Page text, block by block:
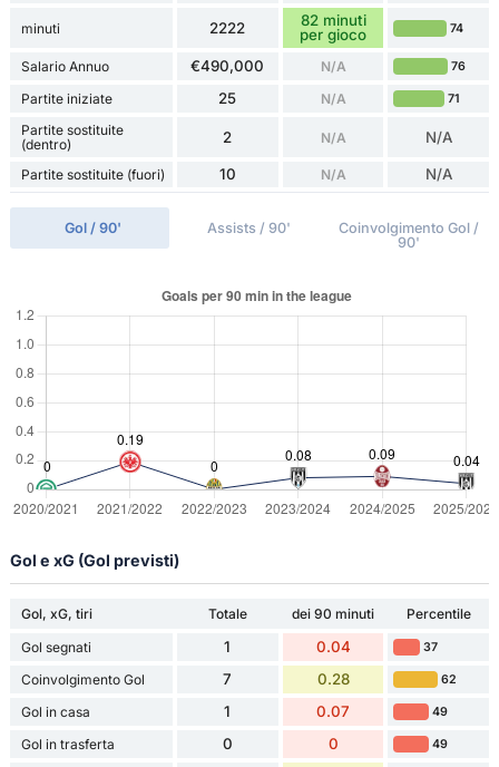
minuti 2222
82 minuti
per gioco
74
Salario Annuo €490,000 N/A 76
Partite iniziate 25 N/A 71
Partite sostituite
(dentro)
2 N/A N/A
Partite sostituite (fuori) 10 N/A N/A
Gol / 90' Assists / 90'
Coinvolgimento Gol /
90'
Gol e xG (Gol previsti)
Gol, xG, tiri Totale dei 90 minuti
Percentile
Gol segnati
1 0.04 37
Coinvolgimento Gol 7 0.28 62
Gol in casa 1 0.07 49
Gol in trasferta 0 0 49